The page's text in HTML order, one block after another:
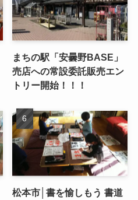
まちの駅「安曇野BASE」
売店への常設委託販売エン
トリー開始！！！
松本市│書を愉しもう 書道